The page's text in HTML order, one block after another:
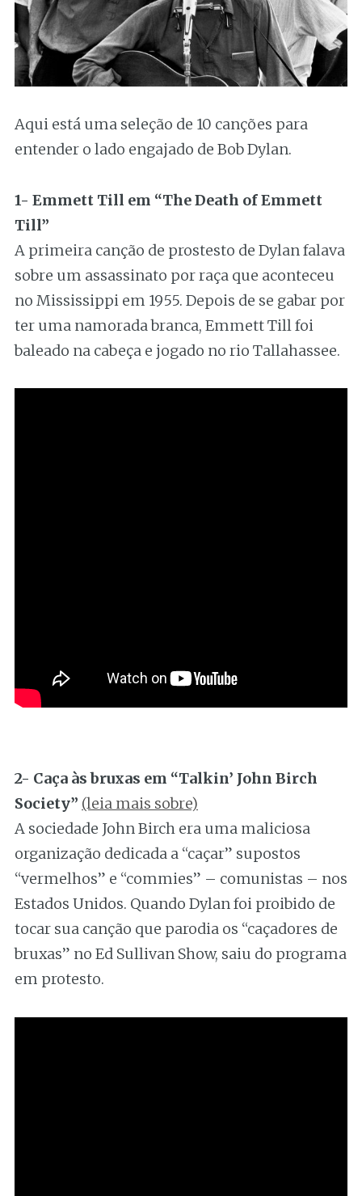
Aqui está uma seleção de 10 canções para
entender o lado engajado de Bob Dylan.
1- Emmett Till em “The Death of Emmett
Till”
A primeira canção de prostesto de Dylan falava
sobre um assassinato por raça que aconteceu
no Mississippi em 1955. Depois de se gabar por
ter uma namorada branca, Emmett Till foi
baleado na cabeça e jogado no rio Tallahassee.
2- Caça às bruxas em “Talkin’ John Birch
Society” (leia mais sobre)
A sociedade John Birch era uma maliciosa
organização dedicada a “caçar” supostos
“vermelhos” e “commies” – comunistas – nos
Estados Unidos. Quando Dylan foi proibido de
tocar sua canção que parodia os “caçadores de
bruxas” no Ed Sullivan Show, saiu do programa
em protesto.